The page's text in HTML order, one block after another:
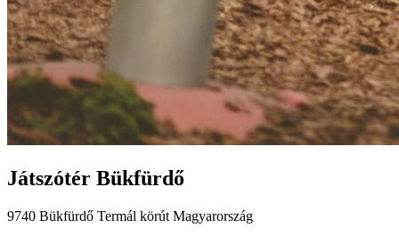
Játszótér Bükfürdő
9740 Bükfürdő Termál körút Magyarország